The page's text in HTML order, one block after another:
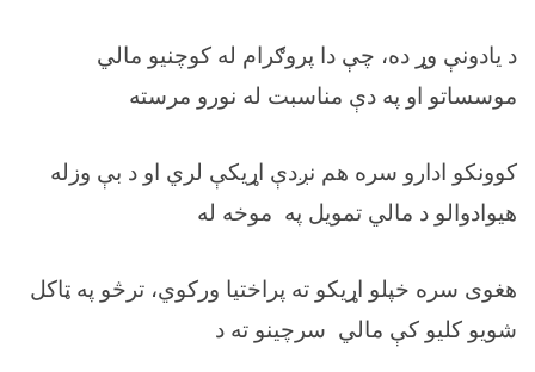
د یادونې وړ ده، چې دا پروګرام له کوچنیو مالي
موسساتو او په دې مناسبت له نورو مرسته
کوونکو ادارو سره هم نږدې اړیکې لري او د بې وزله
هیوادوالو د مالي تمویل په موخه له
هغوی سره خپلو اړیکو ته پراختیا ورکوي، ترڅو په ټاکل
شویو کلیو کې مالي سرچینو ته د